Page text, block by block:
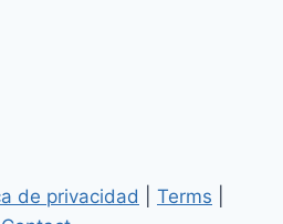
de privacidad Terms